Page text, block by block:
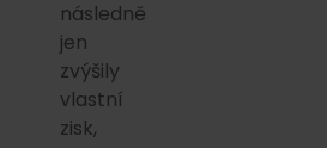
následně
jen
zvýšily
vlastní
zisk,